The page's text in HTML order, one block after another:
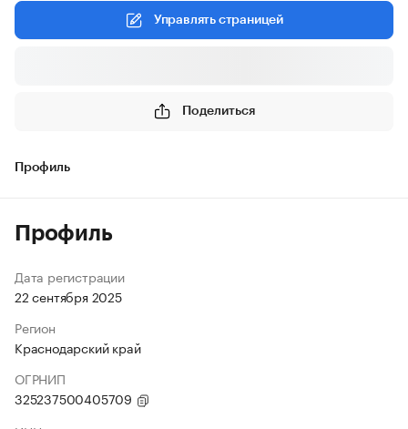
Управлять страницей
Поделиться
Профиль
Профиль
Дата регистрации
22 сентября 2025
Регион
Краснодарский край
ОГРНИП
325237500405709